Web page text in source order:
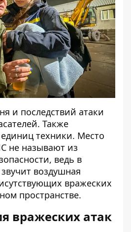
и последствий атаки
Также
техники. Место
не называют из
ведь в
воздушная
вражеских
пространстве.
вражеских атак